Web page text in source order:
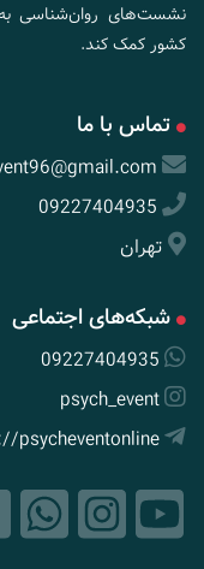
نشست‌های روان‌شناسی
کشور کمک کند.
تماس با ما
09227404935
تهران
شبکه‌های اجتماعی
09227404935
psych_event
psycheventonline